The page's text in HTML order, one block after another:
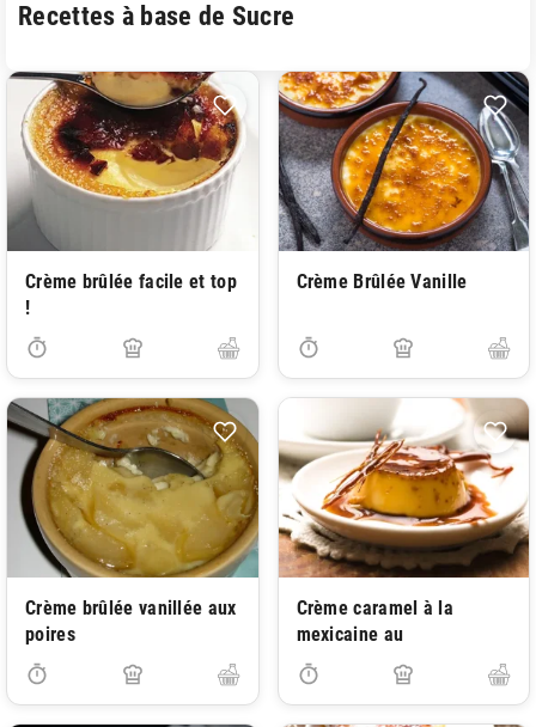
Recettes à base de Sucre
Crème brûlée facile et top
!
Crème Brûlée Vanille
Crème brûlée vanillée aux
poires
Crème caramel à la
mexicaine au